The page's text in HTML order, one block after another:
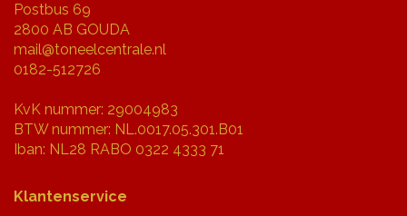
Postbus 69
2800 AB GOUDA
mail@toneelcentrale.nl
0182-512726
KvK nummer: 29004983
BTW nummer: NL.0017.05.301.B01
Iban: NL28 RABO 0322 4333 71
Klantenservice